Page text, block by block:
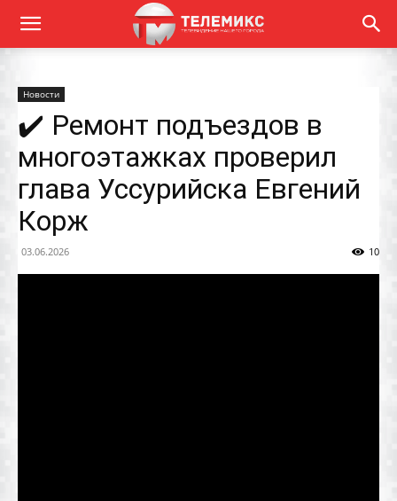
Новости
✔️ Ремонт подъездов в
многоэтажках проверил
глава Уссурийска Евгений
Корж
03.06.2026 10